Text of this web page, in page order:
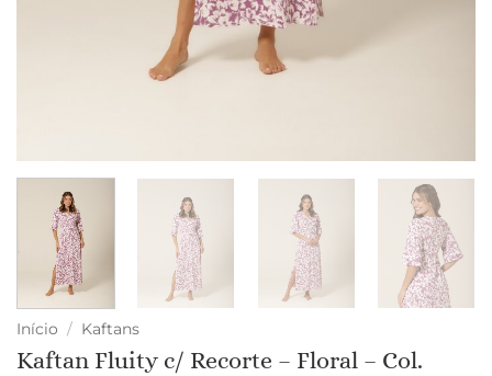
Início / Kaftans
Kaftan Fluity c/ Recorte – Floral – Col.